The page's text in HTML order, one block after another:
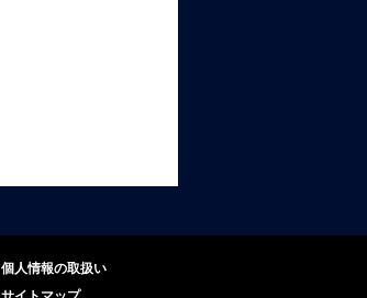
個人情報の取扱い